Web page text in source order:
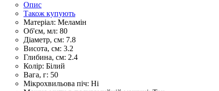
Опис
Також купують
Матеріал: Меламін
Об'єм, мл: 80
Діаметр, см: 7.8
Висота, см: 3.2
Глибина, см: 2.4
Колір: Білий
Вага, г: 50
Мікрохвильова піч: Ні